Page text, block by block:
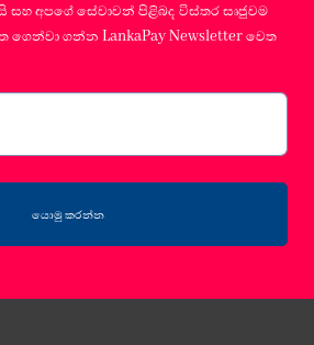
සහ අපගේ සේවාවන් පිළිබද විස්තර සෘජුවම
ගෙන්වා ගන්න LankaPay Newsletter වෙත
යොමු කරන්න